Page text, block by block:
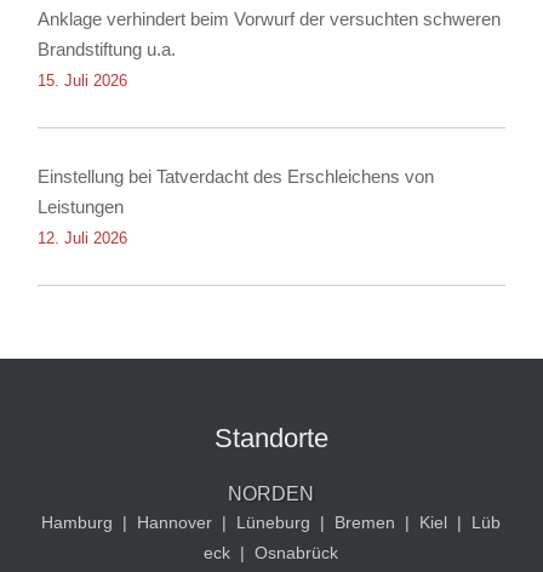
Anklage verhindert beim Vorwurf der versuchten schweren
Brandstiftung u.a.
15. Juli 2026
Einstellung bei Tatverdacht des Erschleichens von
Leistungen
12. Juli 2026
Standorte
NORDEN
Hamburg | Hannover | Lüneburg | Bremen | Kiel |
Lüb
eck | Osnabrück